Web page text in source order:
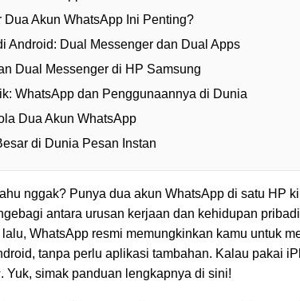
Dua Akun WhatsApp Ini Penting?
Android: Dual Messenger dan Dual Apps
Dual Messenger di HP Samsung
WhatsApp dan Penggunaannya di Dunia
Dua Akun WhatsApp
di Dunia Pesan Instan
nggak? Punya dua akun WhatsApp di satu HP
antara urusan kerjaan dan kehidupan
WhatsApp resmi memungkinkan kamu untuk
tanpa perlu aplikasi tambahan. Kalau pakai
. Yuk, simak panduan lengkapnya di sini!